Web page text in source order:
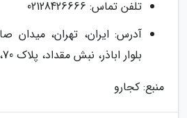
تلفن تماس: 02128426666
آدرس: ایران، تهران، میدان
بلوار اباذر، نبش مقداد، پلاک 70، واحد 3
منبع: کجارو